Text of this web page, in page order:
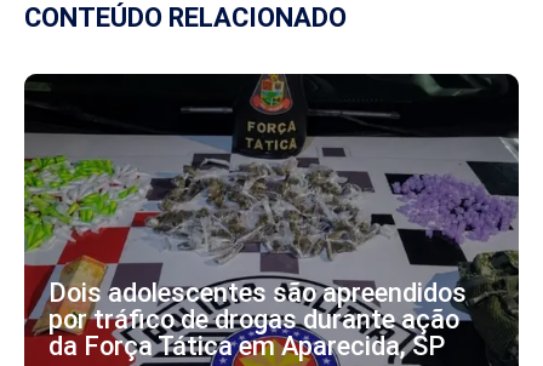
CONTEÚDO RELACIONADO
Dois adolescentes são apreendidos
por tráfico de drogas durante ação
da Força Tática em Aparecida, SP